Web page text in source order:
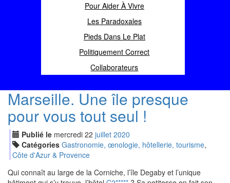
Pour Aider À Vivre
Les Paradoxales
Pieds Dans Le Plat
Politiquement Correct
Collaborateurs
Marseille. Une île presque
pour vous tout seul !
Publié le mercredi 22 juillet 2020
Catégories Gastronomie, œnologie, hôtellerie, tourisme,
Côte d'Azur & Provence
Qui connaît au large de la Corniche, l’île Degaby et l’unique